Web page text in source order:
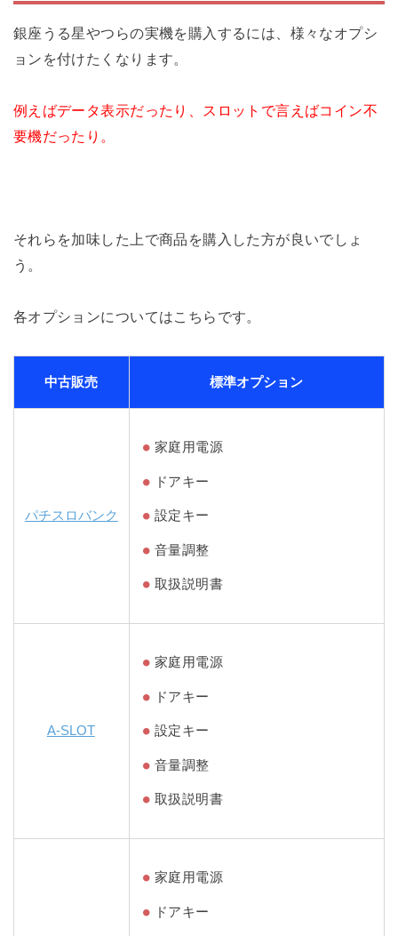
銀座うる星やつらの実機を購入するには、様々なオプシ
ョンを付けたくなります。
例えばデータ表示だったり、スロットで言えばコイン不
要機だったり。
それらを加味した上で商品を購入した方が良いでしょ
う。
各オプションについてはこちらです。
中古販売 標準オプション
パチスロバンク
家庭用電源
ドアキー
設定キー
音量調整
取扱説明書
A-SLOT
家庭用電源
ドアキー
設定キー
音量調整
取扱説明書
家庭用電源
ドアキー